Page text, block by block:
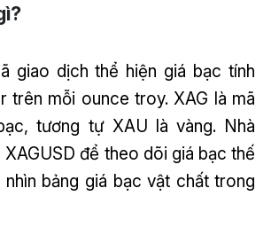
giao dịch thể hiện giá bạc tính
trên mỗi ounce troy. XAG là mã
tương tự XAU là vàng. Nhà
để theo dõi giá bạc thế
bảng giá bạc vật chất trong